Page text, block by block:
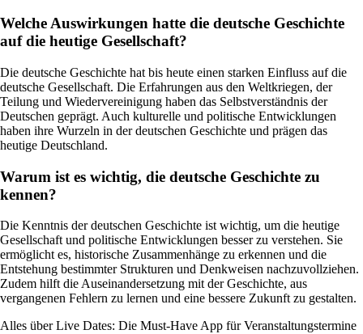
Welche Auswirkungen hatte die deutsche Geschichte
auf die heutige Gesellschaft?
Die deutsche Geschichte hat bis heute einen starken Einfluss auf die
deutsche Gesellschaft. Die Erfahrungen aus den Weltkriegen, der
Teilung und Wiedervereinigung haben das Selbstverständnis der
Deutschen geprägt. Auch kulturelle und politische Entwicklungen
haben ihre Wurzeln in der deutschen Geschichte und prägen das
heutige Deutschland.
Warum ist es wichtig, die deutsche Geschichte zu
kennen?
Die Kenntnis der deutschen Geschichte ist wichtig, um die heutige
Gesellschaft und politische Entwicklungen besser zu verstehen. Sie
ermöglicht es, historische Zusammenhänge zu erkennen und die
Entstehung bestimmter Strukturen und Denkweisen nachzuvollziehen.
Zudem hilft die Auseinandersetzung mit der Geschichte, aus
vergangenen Fehlern zu lernen und eine bessere Zukunft zu gestalten.
Alles über Live Dates: Die Must-Have App für Veranstaltungstermine